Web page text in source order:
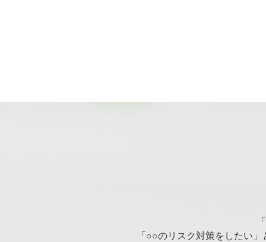
「○○のリスク対策をしたい